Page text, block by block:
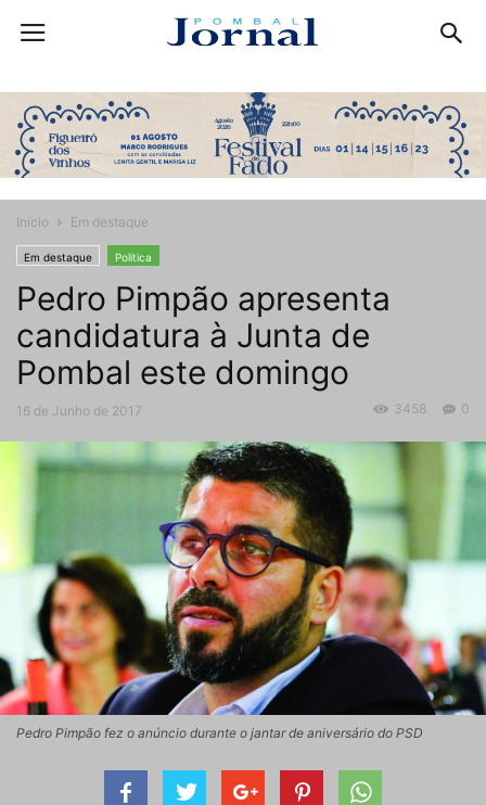
Início Em destaque
Em destaque Politica
Pedro Pimpão apresenta
candidatura à Junta de
Pombal este domingo
16 de Junho de 2017 0
3458
Pedro Pimpão fez o anúncio durante o jantar de aniversário do PSD